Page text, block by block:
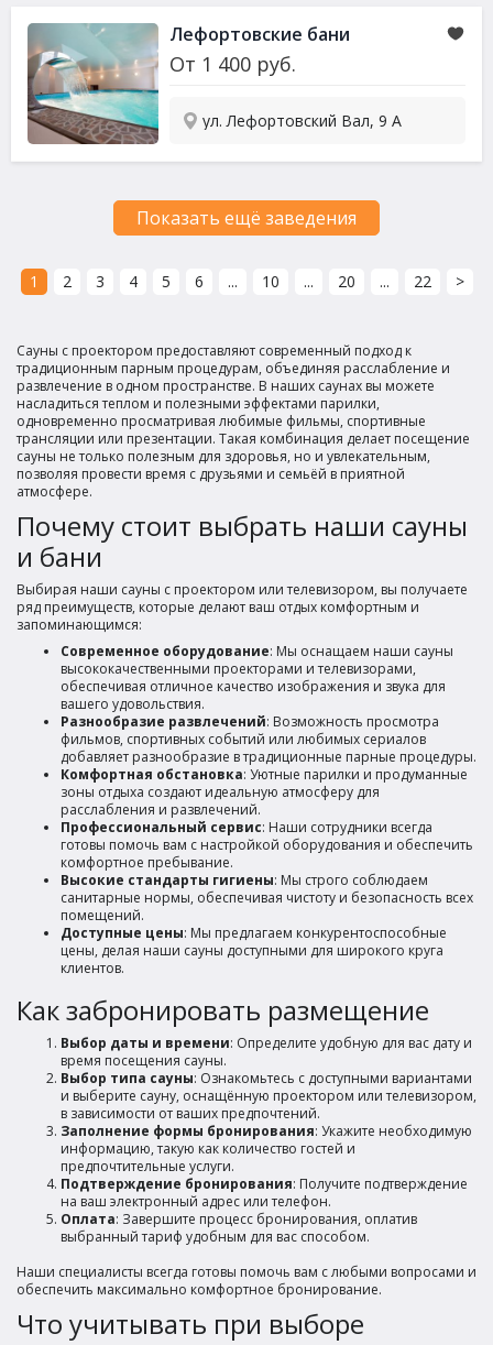
Лефортовские бани
От 1 400 руб.
ул. Лефортовский Вал, 9 А
Показать ещё заведения
1 2 3 4 5 6 ... 10 ... 20 ... 22 >
Сауны с проектором предоставляют современный подход к
традиционным парным процедурам, объединяя расслабление и
развлечение в одном пространстве. В наших саунах вы можете
насладиться теплом и полезными эффектами парилки,
одновременно просматривая любимые фильмы, спортивные
трансляции или презентации. Такая комбинация делает посещение
сауны не только полезным для здоровья, но и увлекательным,
позволяя провести время с друзьями и семьёй в приятной
атмосфере.
Почему стоит выбрать наши сауны
и бани
Выбирая наши сауны с проектором или телевизором, вы получаете
ряд преимуществ, которые делают ваш отдых комфортным и
запоминающимся:
Современное оборудование: Мы оснащаем наши сауны
высококачественными проекторами и телевизорами,
обеспечивая отличное качество изображения и звука для
вашего удовольствия.
Разнообразие развлечений: Возможность просмотра
фильмов, спортивных событий или любимых сериалов
добавляет разнообразие в традиционные парные процедуры.
Комфортная обстановка: Уютные парилки и продуманные
зоны отдыха создают идеальную атмосферу для
расслабления и развлечений.
Профессиональный сервис: Наши сотрудники всегда
готовы помочь вам с настройкой оборудования и обеспечить
комфортное пребывание.
Высокие стандарты гигиены: Мы строго соблюдаем
санитарные нормы, обеспечивая чистоту и безопасность всех
помещений.
Доступные цены: Мы предлагаем конкурентоспособные
цены, делая наши сауны доступными для широкого круга
клиентов.
Как забронировать размещение
Выбор даты и времени: Определите удобную для вас дату и
время посещения сауны.
Выбор типа сауны: Ознакомьтесь с доступными вариантами
и выберите сауну, оснащённую проектором или телевизором,
в зависимости от ваших предпочтений.
Заполнение формы бронирования: Укажите необходимую
информацию, такую как количество гостей и
предпочтительные услуги.
Подтверждение бронирования: Получите подтверждение
на ваш электронный адрес или телефон.
Оплата: Завершите процесс бронирования, оплатив
выбранный тариф удобным для вас способом.
Наши специалисты всегда готовы помочь вам с любыми вопросами и
обеспечить максимально комфортное бронирование.
Что учитывать при выборе